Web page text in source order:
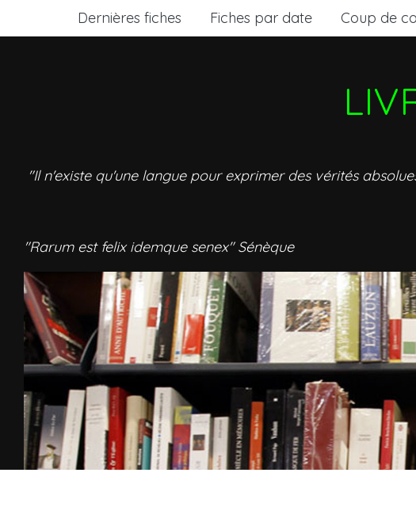
Dernières fiches Fiches par date Coup de
"Il n'existe qu'une langue pour exprimer des vérités
"Rarum est felix idemque senex" Sénèque